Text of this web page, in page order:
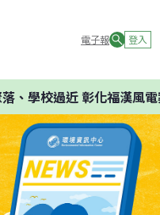
電子報 登入
學校過近 彰化福漢風電